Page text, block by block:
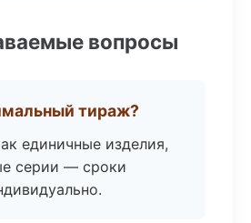
вопросы
тираж?
единичные изделия,
серии — сроки